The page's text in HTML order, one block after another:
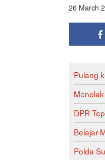
26 March
Pulang
DPR
Belajar
Polda